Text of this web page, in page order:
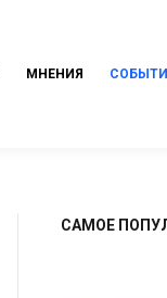
МНЕНИЯ
САМОЕ